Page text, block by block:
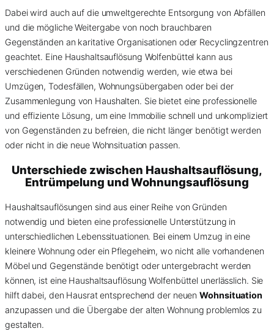
Dabei wird auch auf die umweltgerechte Entsorgung von Abfällen
und die mögliche Weitergabe von noch brauchbaren
Gegenständen an karitative Organisationen oder Recyclingzentren
geachtet. Eine Haushaltsauflösung Wolfenbüttel kann aus
verschiedenen Gründen notwendig werden, wie etwa bei
Umzügen, Todesfällen, Wohnungsübergaben oder bei der
Zusammenlegung von Haushalten. Sie bietet eine professionelle
und effiziente Lösung, um eine Immobilie schnell und unkompliziert
von Gegenständen zu befreien, die nicht länger benötigt werden
oder nicht in die neue Wohnsituation passen.
Unterschiede zwischen Haushaltsauflösung,
Entrümpelung und Wohnungsauflösung
Haushaltsauflösungen sind aus einer Reihe von Gründen
notwendig und bieten eine professionelle Unterstützung in
unterschiedlichen Lebenssituationen. Bei einem Umzug in eine
kleinere Wohnung oder ein Pflegeheim, wo nicht alle vorhandenen
Möbel und Gegenstände benötigt oder untergebracht werden
können, ist eine Haushaltsauflösung Wolfenbüttel unerlässlich. Sie
hilft dabei, den Hausrat entsprechend der neuenWohnsituation
anzupassen und die Übergabe der alten Wohnung problemlos zu
gestalten.